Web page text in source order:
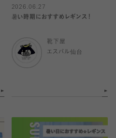
2026.06.27
暑い時期におすすめレギンス！
靴下屋
エスパル仙台